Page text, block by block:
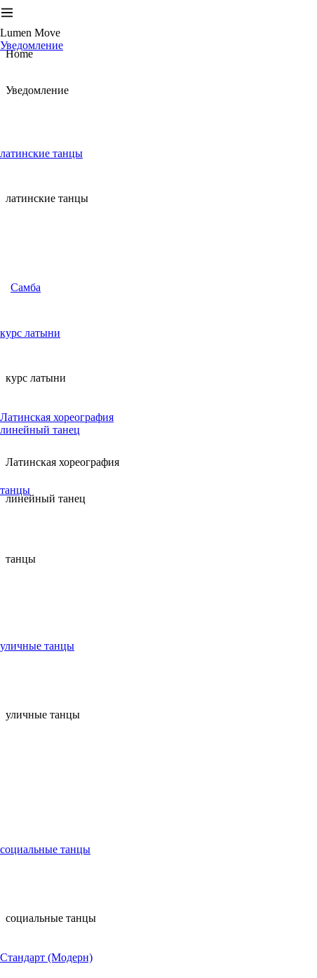
Lumen Move
Уведомление
латинские танцы
курс латыни
Латинская хореография
линейный танец
танцы
уличные танцы
социальные танцы
Стандарт (Модерн)
Home
Уведомление
латинские танцы
Самба
курс латыни
Латинская хореография
линейный танец
танцы
уличные танцы
социальные танцы